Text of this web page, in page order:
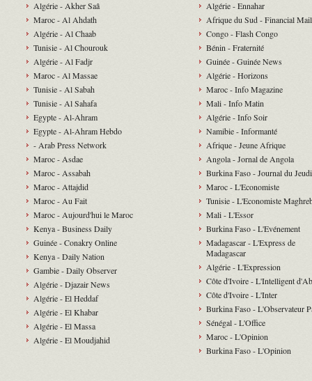
Algérie - Akher Saâ
Maroc - Al Ahdath
Algérie - Al Chaab
Tunisie - Al Chourouk
Algérie - Al Fadjr
Maroc - Al Massae
Tunisie - Al Sabah
Tunisie - Al Sahafa
Egypte - Al-Ahram
Egypte - Al-Ahram Hebdo
- Arab Press Network
Maroc - Asdae
Maroc - Assabah
Maroc - Attajdid
Maroc - Au Fait
Maroc - Aujourd'hui le Maroc
Kenya - Business Daily
Guinée - Conakry Online
Kenya - Daily Nation
Gambie - Daily Observer
Algérie - Djazair News
Algérie - El Heddaf
Algérie - El Khabar
Algérie - El Massa
Algérie - El Moudjahid
Algérie - Ennahar
Afrique du Sud - Financial Mail
Congo - Flash Congo
Bénin - Fraternité
Guinée - Guinée News
Algérie - Horizons
Maroc - Info Magazine
Mali - Info Matin
Algérie - Info Soir
Namibie - Informanté
Afrique - Jeune Afrique
Angola - Jornal de Angola
Burkina Faso - Journal du Jeudi
Maroc - L'Economiste
Tunisie - L'Economiste
Mali - L'Essor
Burkina Faso - L'Evénement
Madagascar - L'Express de
Madagascar
Algérie - L'Expression
Côte d'Ivoire - L'Intelligent
Côte d'Ivoire - L'Inter
Burkina Faso - L'Observateur
Sénégal - L'Office
Maroc - L'Opinion
Burkina Faso - L'Opinion